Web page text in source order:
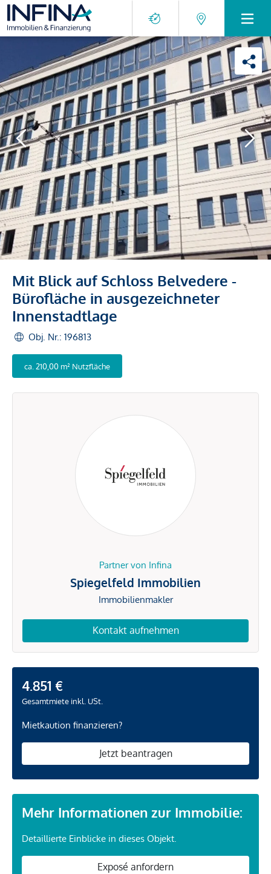
Mit Blick auf Schloss Belvedere -
Bürofläche in ausgezeichneter
Innenstadtlage
Obj. Nr.: 196813
ca. 210,00 m² Nutzfläche
Partner von Infina
Spiegelfeld Immobilien
Immobilienmakler
Kontakt aufnehmen
4.851 €
Gesamtmiete inkl. USt.
Mietkaution finanzieren?
Jetzt beantragen
Mehr Informationen zur Immobilie:
Detaillierte Einblicke in dieses Objekt.
Exposé anfordern